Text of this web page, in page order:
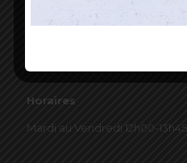
Horaires
Mardi au Vendredi 12h00-13h45